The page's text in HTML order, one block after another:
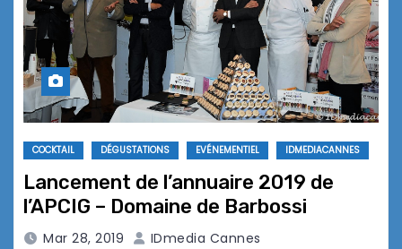
COCKTAIL DÉGUSTATIONS EVÉNEMENTIEL IDMEDIACANNES
Lancement de l’annuaire 2019 de
l’APCIG – Domaine de Barbossi
Mar 28, 2019 IDmedia Cannes